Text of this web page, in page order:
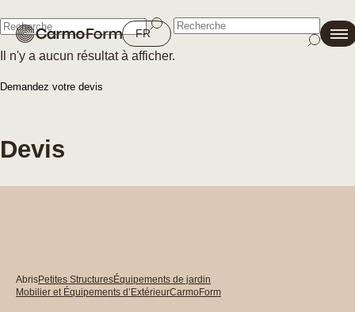
FR
Il n'y a aucun résultat à afficher.
Demandez votre devis
Fermer
Devis
AbrisPetites StructuresÉquipements de jardin
Mobilier et Équipements d’ExtérieurCarmoForm